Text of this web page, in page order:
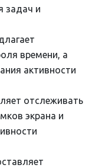
задач и
времени, а
активности
отслеживать
экрана и